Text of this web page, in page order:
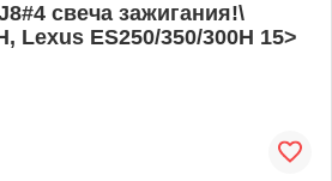
свеча зажигания!\
Lexus ES250/350/300H 15>